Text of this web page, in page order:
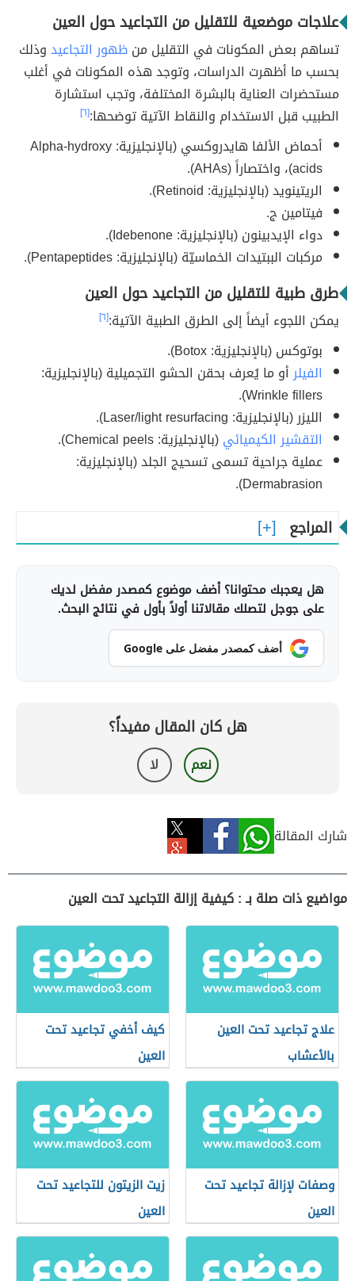
علاجات موضعية للتقليل من التجاعيد حول العين
تساهم بعض المكونات في التقليل منظهور التجاعيدوذلك
بحسب ما أظهرت الدراسات، وتوجد هذه المكونات في أغلب
مستحضرات العناية بالبشرة المختلفة، وتجب استشارة
الطبيب قبل الاستخدام والنقاط الآتية توضحها:[٦]
أحماض الألفا هايدروكسي (بالإنجليزية: Alpha-hydroxy
acids)، واختصاراً (AHAs).
الريتينويد (بالإنجليزية: Retinoid).
فيتامين ج.
دواء الإيدبينون (بالإنجليزية: Idebenone).
مركبات الببتيدات الخماسيّة (بالإنجليزية: Pentapeptides).
طرق طبية للتقليل من التجاعيد حول العين
يمكن اللجوء أيضاً إلى الطرق الطبية الآتية:[٦]
بوتوكس (بالإنجليزية: Botox).
الفيلرأو ما يُعرف بحقن الحشو التجميلية (بالإنجليزية:
Wrinkle fillers).
الليزر (بالإنجليزية: Laser/light resurfacing).
التقشير الكيميائي(بالإنجليزية: Chemical peels).
عملية جراحية تسمى تسحيج الجلد (بالإنجليزية:
Dermabrasion).
المراجع
هل يعجبك محتوانا؟ أضف موضوع كمصدر مفضل لديك
على جوجل لتصلك مقالاتنا أولاً بأول في نتائج البحث.
أضف كمصدر مفضل على Google
هل كان المقال مفيداً؟
نعم لا
شارك المقالة
مواضيع ذات صلة بـ : كيفية إزالة التجاعيد تحت العين
علاج تجاعيد تحت العين
بالأعشاب
كيف أخفي تجاعيد تحت
العين
وصفات لإزالة تجاعيد تحت
العين
زيت الزيتون للتجاعيد تحت
العين